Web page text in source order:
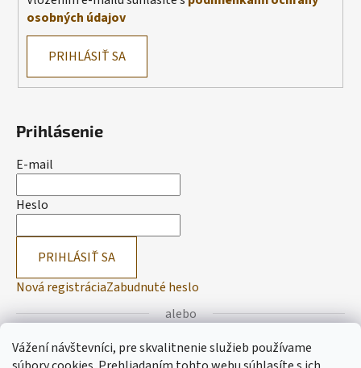
Vážení návštevníci, pre skvalitnenie služieb používame
osobných údajov
PRIHLÁSIŤ SA
Prihlásenie
E-mail
Heslo
PRIHLÁSIŤ SA
Nová registráciaZabudnuté heslo
alebo
Prihlásiť sa cez Facebook